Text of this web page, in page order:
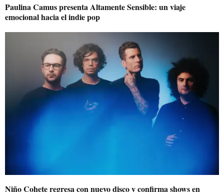
Paulina Camus presenta Altamente Sensible: un viaje
emocional hacia el indie pop
Niño Cohete regresa con nuevo disco y confirma shows en